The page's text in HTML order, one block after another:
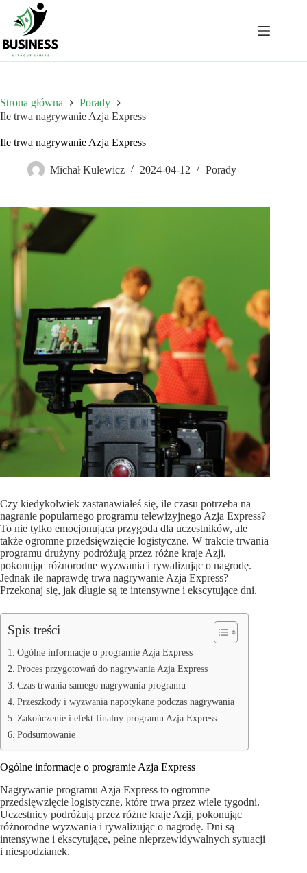
Przejdź
treści
Strona główna
Porady
Ile trwa nagrywanie Azja Express
Ile trwa nagrywanie Azja Express
Michał Kulewicz 2024-04-12 Porady
Czy kiedykolwiek zastanawiałeś się, ile czasu potrzeba na
nagranie popularnego programu telewizyjnego Azja Express?
To nie tylko emocjonująca przygoda dla uczestników, ale
także ogromne przedsięwzięcie logistyczne. W trakcie trwania
programu drużyny podróżują przez różne kraje Azji,
pokonując różnorodne wyzwania i rywalizując o nagrodę.
Jednak ile naprawdę trwa nagrywanie Azja Express?
Przekonaj się, jak długie są te intensywne i ekscytujące dni.
Spis treści
Ogólne informacje o programie Azja Express
Proces przygotowań do nagrywania Azja Express
Czas trwania samego nagrywania programu
Przeszkody i wyzwania napotykane podczas nagrywania
Zakończenie i efekt finalny programu Azja Express
Podsumowanie
Ogólne informacje o programie Azja Express
Nagrywanie programu Azja Express to ogromne
przedsięwzięcie logistyczne, które trwa przez wiele tygodni.
Uczestnicy podróżują przez różne kraje Azji, pokonując
różnorodne wyzwania i rywalizując o nagrodę. Dni są
intensywne i ekscytujące, pełne nieprzewidywalnych sytuacji
i niespodzianek.